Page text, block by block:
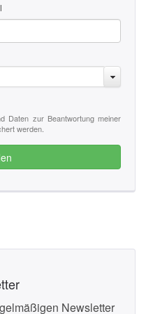
Daten zur Beantwortung meiner
werden.
Newsletter